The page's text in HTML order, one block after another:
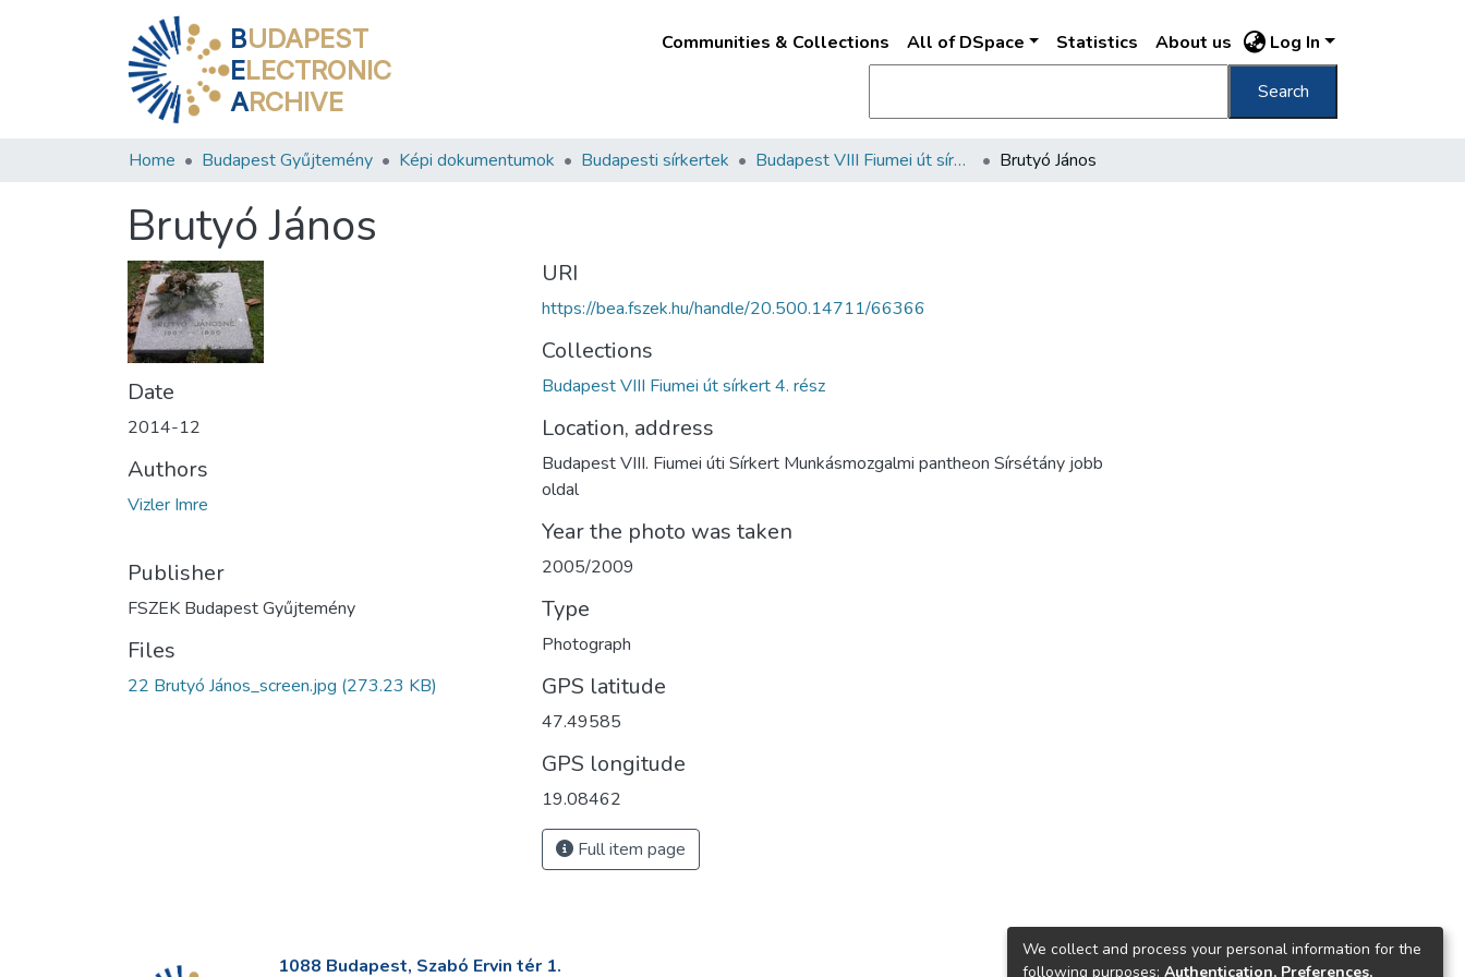
BUDAPEST
ELECTRONIC
ARCHIVE
Communities & Collections All of DSpace Statistics About us Log In
Search
Home Budapest Gyűjtemény Képi dokumentumok Budapesti sírkertek Budapest VIII Fiumei út sírkert 4. rész Brutyó János
Brutyó János
Date
2014-12
Authors
Vizler Imre
Publisher
FSZEK Budapest Gyűjtemény
Files
22 Brutyó János_screen.jpg (273.23 KB)
URI
https://bea.fszek.hu/handle/20.500.14711/66366
Collections
Budapest VIII Fiumei út sírkert 4. rész
Location, address
Budapest VIII. Fiumei úti Sírkert Munkásmozgalmi pantheon Sírsétány jobb
oldal
Year the photo was taken
2005/2009
Type
Photograph
GPS latitude
47.49585
GPS longitude
19.08462
Full item page
1088 Budapest, Szabó Ervin tér 1.
We collect and process your personal information for the
following purposes: Authentication, Preferences,